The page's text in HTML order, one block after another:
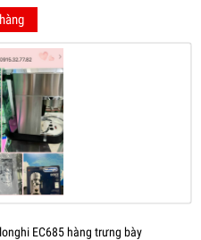
EC685 hàng trưng bày